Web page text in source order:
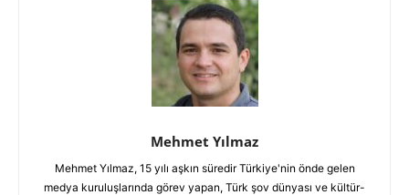
Mehmet Yılmaz
Mehmet Yılmaz, 15 yılı aşkın süredir Türkiye'nin önde gelen
medya kuruluşlarında görev yapan, Türk şov dünyası ve kültür-